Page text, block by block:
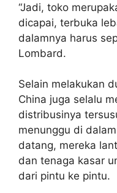
“Jadi, toko
dicapai, terbuka
dalamnya harus
Lombard.
Selain melakukan
China juga selalu
distribusinya
menunggu di
datang, mereka
dan tenaga kasar
dari pintu ke pintu.